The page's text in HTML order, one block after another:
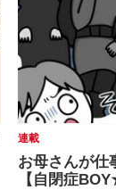
連載
お母さんが仕
【自閉症